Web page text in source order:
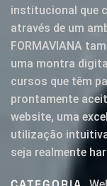
institucional que
através de um
FORMAVIANA
uma montra
cursos que têm
prontamente
website, uma
utilização
seja realmente